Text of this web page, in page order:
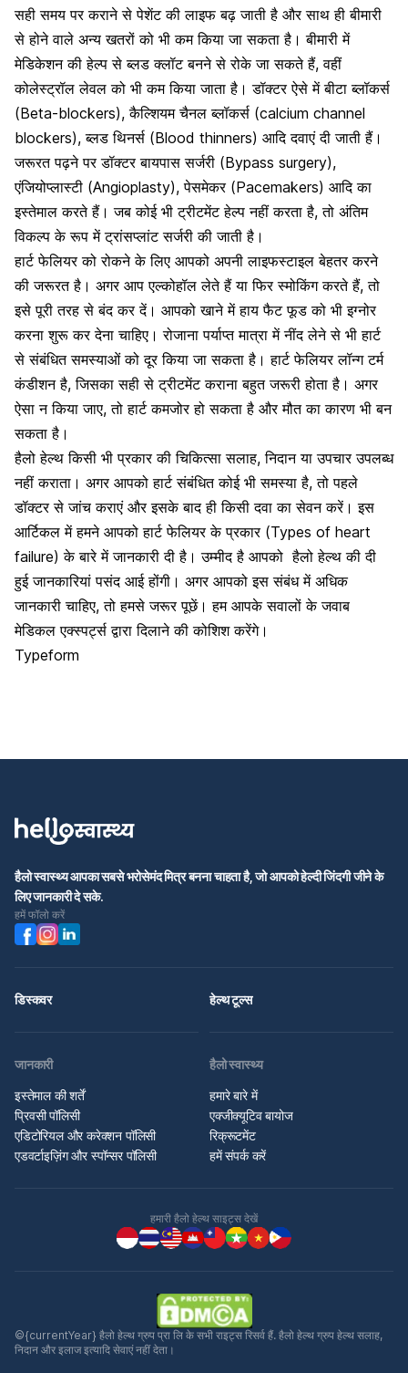
सही समय पर कराने से पेशेंट की लाइफ बढ़ जाती है और साथ ही बीमारी
से होने वाले अन्य खतरों को भी कम किया जा सकता है। बीमारी में
मेडिकेशन की हेल्प से ब्लड क्लॉट बनने से रोके जा सकते हैं, वहीं
कोलेस्ट्रॉल लेवल को भी कम किया जाता है। डॉक्टर ऐसे में बीटा ब्लॉकर्स
(Beta-blockers),कैल्शियम चैनल ब्लॉकर्स (calcium channel
blockers), ब्लड थिनर्स (Blood thinners) आदि दवाएं दी जाती हैं।
जरूरत पढ़ने पर डॉक्टर बायपास सर्जरी (Bypass surgery),
एंजियोप्लास्टी (Angioplasty), पेसमेकर (Pacemakers) आदि का
इस्तेमाल करते हैं। जब कोई भी ट्रीटमेंट हेल्प नहीं करता है, तो अंतिम
विकल्प के रूप में ट्रांसप्लांट सर्जरी की जाती है।
हार्ट फेलियर को रोकने के लिए आपको अपनी लाइफस्टाइल बेहतर करने
की जरूरत है। अगर आप एल्कोहॉल लेते हैं या फिर स्मोकिंग करते हैं, तो
इसे पूरी तरह से बंद कर दें। आपको खाने में हाय फैट फूड को भी इग्नोर
करना शुरू कर देना चाहिए। रोजानापर्याप्त मात्रा में नींदलेने से भी हार्ट
से संबंधित समस्याओं को दूर किया जा सकता है। हार्ट फेलियर लॉन्ग टर्म
कंडीशन है, जिसका सही से ट्रीटमेंट कराना बहुत जरूरी होता है। अगर
ऐसा न किया जाए, तो हार्ट कमजोर हो सकता है और मौत का कारण भी बन
सकता है।
हैलो हेल्थ किसी भी प्रकार की चिकित्सा सलाह, निदान या उपचार उपलब्ध
नहीं कराता। अगर आपको हार्ट संबंधित कोई भी समस्या है, तो पहले
डॉक्टर से जांच कराएं और इसके बाद ही किसी दवा का सेवन करें। इस
आर्टिकल में हमने आपको हार्ट फेलियर के प्रकार (Types of heart
failure) के बारे में जानकारी दी है। उम्मीद है आपको हैलो हेल्थ की दी
हुई जानकारियां पसंद आई होंगी। अगर आपको इस संबंध में अधिक
जानकारी चाहिए, तो हमसे जरूर पूछें। हम आपके सवालों के जवाब
मेडिकल एक्स्पर्ट्स द्वारा दिलाने की कोशिश करेंगे।
Typeform
हैलो स्वास्थ्य आपका सबसे भरोसेमंद मित्र बनना चाहता है, जो आपको हेल्दी जिंदगी जीने के
लिए जानकारी दे सके.
हमें फॉलो करें
डिस्कवर हेल्थ टूल्स
जानकारी
इस्तेमाल की शर्तें
प्रिवसी पॉलिसी
एडिटोरियल और करेक्शन पॉलिसी
एडवर्टाइज़िंग और स्पॉन्सर पॉलिसी
हैलो स्वास्थ्य
हमारे बारे में
एक्जीक्यूटिव बायोज
रिक्रूटमेंट
हमें संपर्क करें
हमारी हैलो हेल्थ साइट्स देखें
©{currentYear} हैलो हेल्थ ग्रुप प्रा लि के सभी राइट्स रिसर्व हैं. हैलो हेल्थ ग्रुप हेल्थ सलाह,
निदान और इलाज इत्यादि सेवाएं नहीं देता।